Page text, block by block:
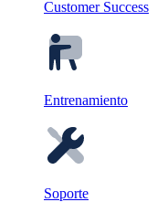
Customer Success
Entrenamiento
Soporte